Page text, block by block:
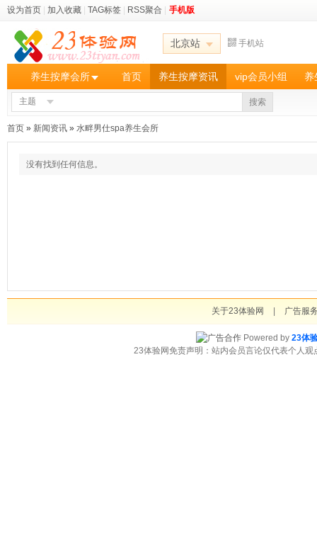
设为首页 加入收藏 TAG标签 RSS聚合 手机版
北京站 手机站
养生按摩会所 首页 养生按摩资讯 vip会员小组 养
主题 搜索
首页 » 新闻资讯 » 水畔男仕spa养生会所
没有找到任何信息。
关于23体验网 广告服
Powered by 23体
23体验网免责声明：站内会员言论仅代表个人